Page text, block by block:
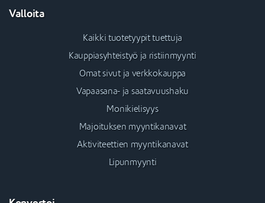
Valloita
Kaikki tuotetyypit tuettuja
Kauppiasyhteistyö ja ristiinmyynti
Omat sivut ja verkkokauppa
Vapaasana- ja saatavuushaku
Monikielisyys
Majoituksen myyntikanavat
Aktiviteettien myyntikanavat
Lipunmyynti